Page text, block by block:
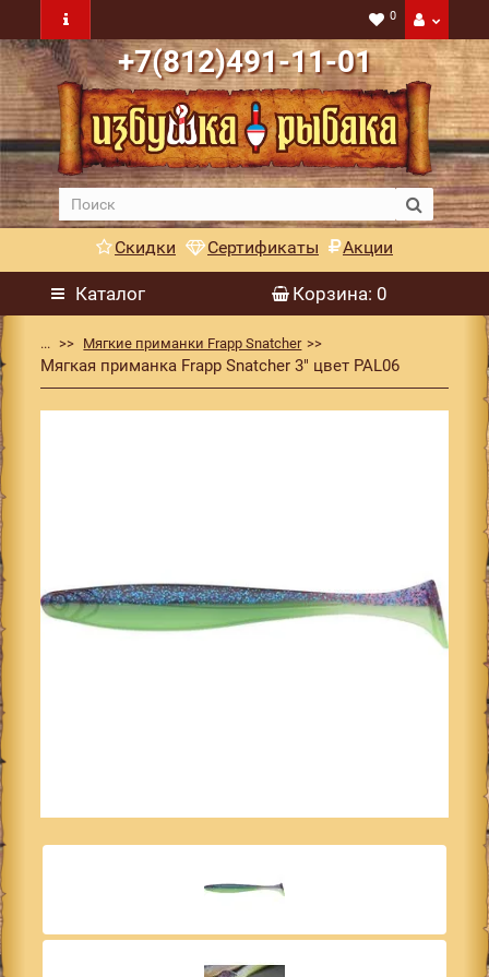
0
+7(812)491-11-01
Скидки Сертификаты Акции
Каталог Корзина: 0
... Мягкие приманки Frapp Snatcher
Мягкая приманка Frapp Snatcher 3" цвет PAL06